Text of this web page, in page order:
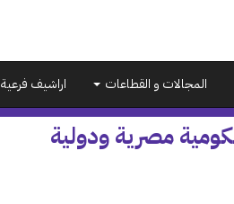
المجالات و القطاعات اراشيف فرعية
مصرية ودولية